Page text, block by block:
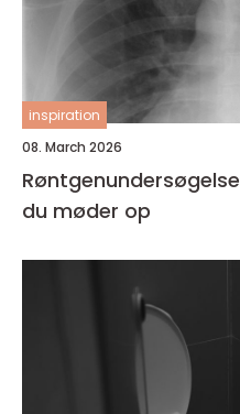
inspiration
08. March 2026
Røntgenundersøgelse hvad du skal vide, før
du møder op